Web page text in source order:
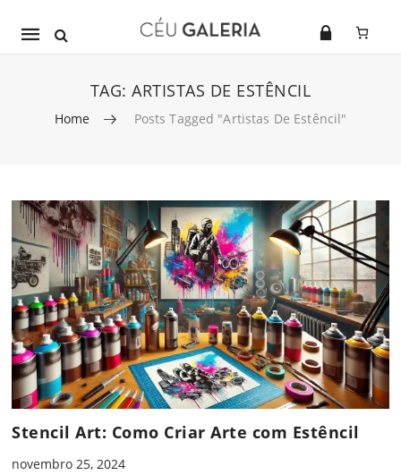
Mobile
TAG:ARTISTAS DE ESTÊNCIL
Home Posts Tagged "artistas De Estêncil"
Skip to content
Stencil Art: Como Criar Arte com Estêncil
novembro 25, 2024